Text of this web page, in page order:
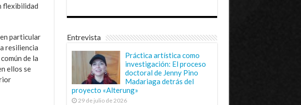
flexibilidad
particular
resiliencia
de la
ellos se
Entrevista
Práctica artística como
investigación: El proceso
doctoral de Jenny Pino
Madariaga detrás del
proyecto «Alterung»
29 de julio de 2026